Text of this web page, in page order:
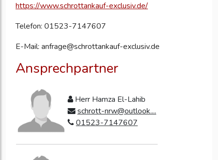
https://www.schrottankauf-exclusiv.de/
Telefon: 01523-7147607
E-Mail: anfrage@schrottankauf-exclusiv.de
Ansprechpartner
Herr Hamza El-Lahib
schrott-nrw@outlook....
01523-7147607